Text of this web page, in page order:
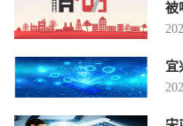
被
宜